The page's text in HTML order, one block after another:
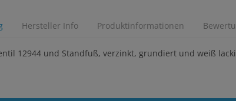
Hersteller Info Produktinformationen
12944 und Standfuß, verzinkt, grundiert und weiß